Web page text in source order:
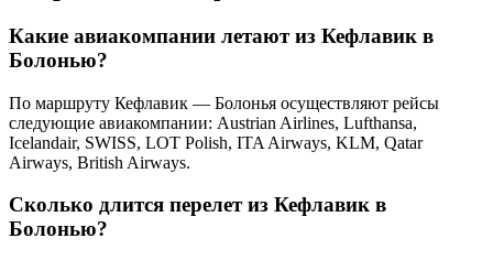
Какие авиакомпании летают из Кефлавик в
Болонью?
По маршруту Кефлавик — Болонья осуществляют рейсы
следующие авиакомпании: Austrian Airlines, Lufthansa,
Icelandair, SWISS, LOT Polish, ITA Airways, KLM, Qatar
Airways, British Airways.
Сколько длится перелет из Кефлавик в
Болонью?